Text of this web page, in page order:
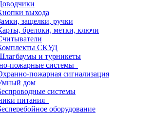
выхода
защелки, ручки
брелоки, метки, ключи
СКУД
и турникеты
пожарные системы
пожарная сигнализация
дом
системы
питания
оборудование